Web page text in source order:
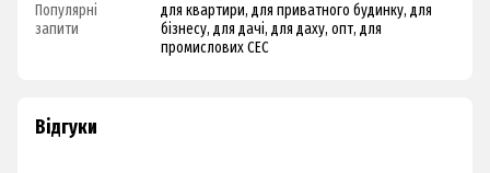
Популярні
запити
для квартири, для приватного будинку, для
бізнесу, для дачі, для даху, опт, для
промислових СЕС
Відгуки